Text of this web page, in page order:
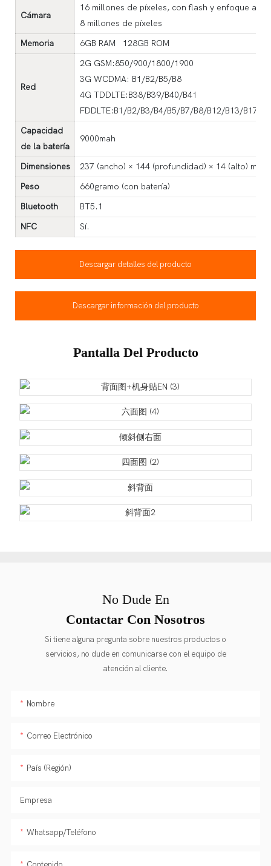
Cámara
16 millones de píxeles, con flash y enfoque
8 millones de píxeles
Memoria
6GB RAM 128GB ROM
Red
2G GSM:850/900/1800/1900
3G WCDMA: B1/B2/B5/B8
4G TDDLTE:B38/B39/B40/B41
FDDLTE:B1/B2/B3/B4/B5/B7/B8/B12/B13/B17/
Capacidad
de la batería
9000mah
Dimensiones
237 (ancho) × 144 (profundidad) × 14 (alto) mm
Peso
660gramo (con batería)
Bluetooth
BT5.1
NFC
Sí.
Descargar detalles del producto
Descargar información del producto
Pantalla Del Producto
No Dude En
Contactar Con Nosotros
Si tiene alguna pregunta sobre nuestros productos o
servicios, no dude en comunicarse con el equipo de
atención al cliente.
Nombre
Correo Electrónico
País (Región)
Empresa
Whatsapp/Teléfono